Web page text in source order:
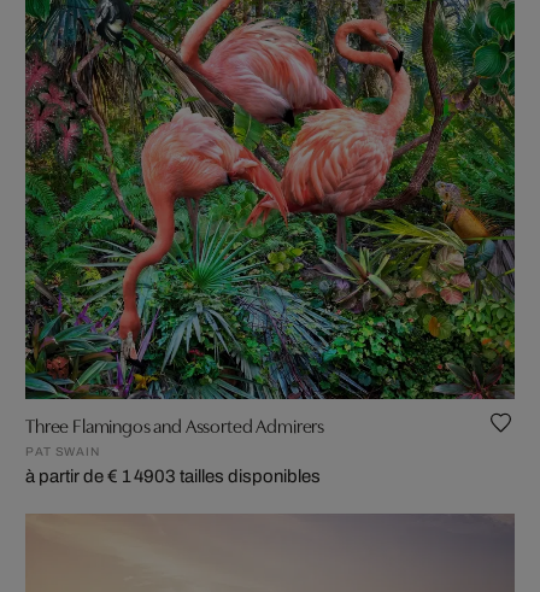
Three Flamingos and Assorted Admirers
PAT SWAIN
à partir de € 1 4903 tailles disponibles